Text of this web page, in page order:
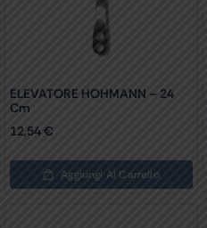
ELEVATORE HOHMANN – 24
Cm
12,54€
Aggiungi Al Carrello